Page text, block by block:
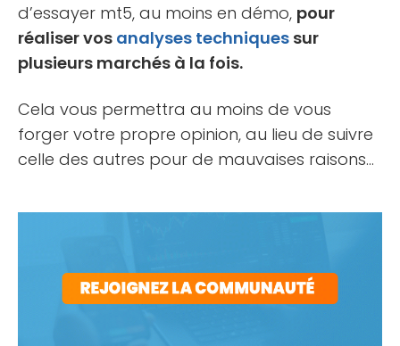
d’essayer mt5, au moins en démo, pour
réaliser vos analyses techniques sur
plusieurs marchés à la fois.
Cela vous permettra au moins de vous
forger votre propre opinion, au lieu de suivre
celle des autres pour de mauvaises raisons…